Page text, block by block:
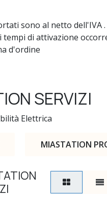
sono al netto dell'IVA .
tempi di attivazione
d'ordine
SERVIZI
Elettrica
MIASTATION